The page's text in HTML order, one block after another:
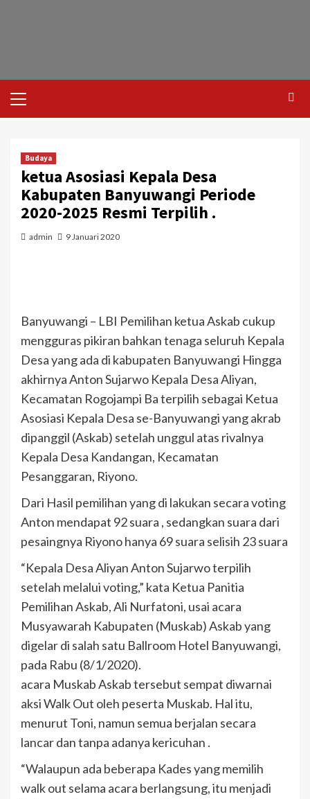
Budaya
ketua Asosiasi Kepala Desa
Kabupaten Banyuwangi Periode
2020-2025 Resmi Terpilih .
admin 9 Januari 2020
Banyuwangi – LBI Pemilihan ketua Askab cukup
mengguras pikiran bahkan tenaga seluruh Kepala
Desa yang ada di kabupaten Banyuwangi Hingga
akhirnya Anton Sujarwo Kepala Desa Aliyan,
Kecamatan Rogojampi Ba terpilih sebagai Ketua
Asosiasi Kepala Desa se-Banyuwangi yang akrab
dipanggil (Askab) setelah unggul atas rivalnya
Kepala Desa Kandangan, Kecamatan
Pesanggaran, Riyono.
Dari Hasil pemilihan yang di lakukan secara voting
Anton mendapat 92 suara , sedangkan suara dari
pesaingnya Riyono hanya 69 suara selisih 23 suara
“Kepala Desa Aliyan Anton Sujarwo terpilih
setelah melalui voting,” kata Ketua Panitia
Pemilihan Askab, Ali Nurfatoni, usai acara
Musyawarah Kabupaten (Muskab) Askab yang
digelar di salah satu Ballroom Hotel Banyuwangi,
pada Rabu (8/1/2020).
acara Muskab Askab tersebut sempat diwarnai
aksi Walk Out oleh peserta Muskab. Hal itu,
menurut Toni, namun semua berjalan secara
lancar dan tanpa adanya kericuhan .
“Walaupun ada beberapa Kades yang memilih
walk out selama acara berlangsung, itu menjadi